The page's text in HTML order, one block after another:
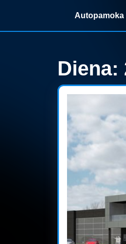
Autopamoka
Diena: